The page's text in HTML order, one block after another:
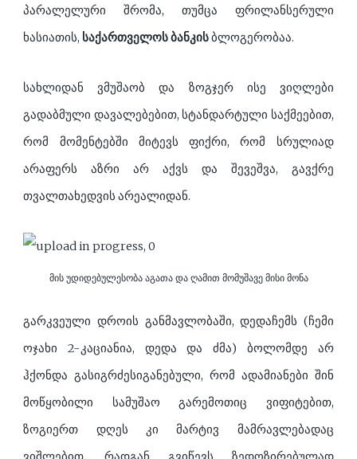
პარალელური შრომა, თუმცა ფრილანსერული
ხასიათის, საქართველოს ბანკისბლოგერობაა.
სახლიდან ვმუშაობ და ზოგჯერ ისე ვიღლები
გადაბმული დავალებებით, სტანდარტული საქმეებით,
რომ მომენტებში მიტევს ფიქრი, რომ სრულიად
არაფერს აზრი არ აქვს და შევეშვა, გავქრე
თვალთახედვის არეალიდან.
მის უდიდებულესობა აგათა და ღამით მომუშავე მისი მონა
გარკვეული დროის განმავლობაში, დედაჩემს (ჩემი
ოჯახი 2-კაციანია, დედა და ძმა) ბოლომდე არ
ჰქონდა გასიგრძესიგანებული, რომ ადამიანები შინ
მოწყობილი სამუშაო გარემოთიც ვიფიტებით,
ზოგიერთ დღეს კი მარტივ მამრავლებადაც